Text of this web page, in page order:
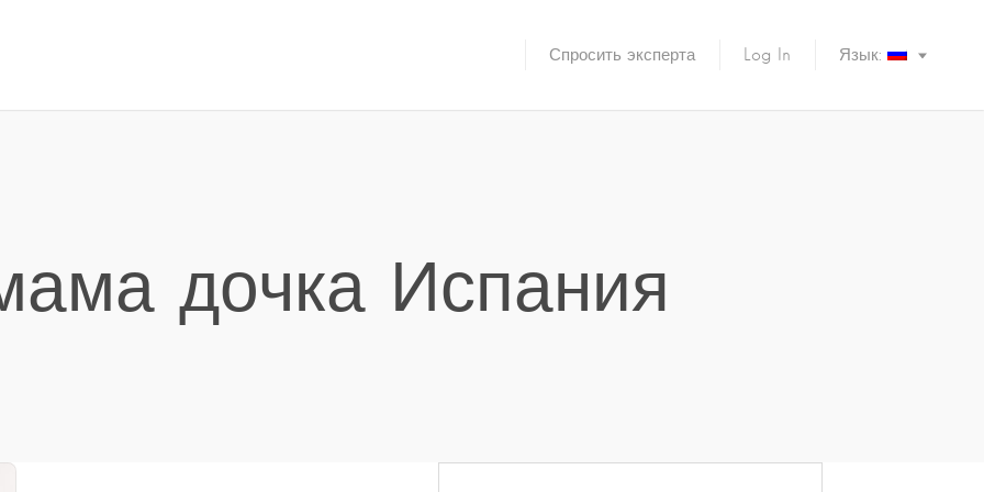
Спросить эксперта Log In Язык:
дочка Испания